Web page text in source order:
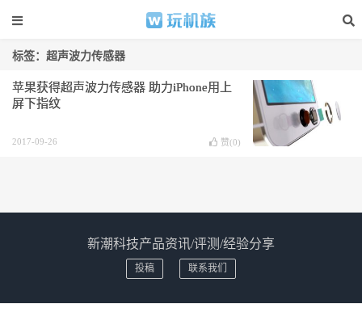
标签：超声波力传感器
苹果获得超声波力传感器 助力iPhone用上
屏下指纹
2017-09-26 赞(0)
新潮科技产品资讯/评测/经验分享
投稿 联系我们